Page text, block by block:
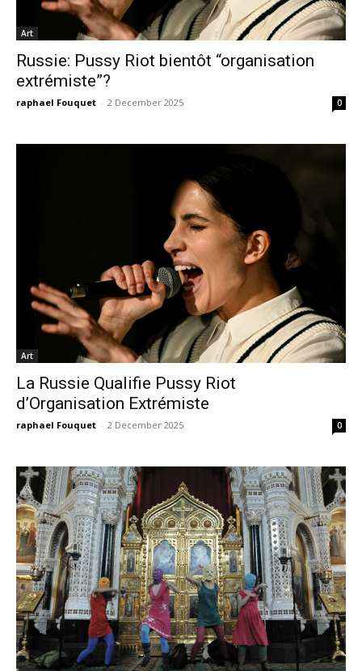
Art
Russie: Pussy Riot bientôt “organisation
extrémiste”?
raphael Fouquet - 2 December 2025 0
Art
La Russie Qualifie Pussy Riot
d’Organisation Extrémiste
raphael Fouquet - 2 December 2025 0